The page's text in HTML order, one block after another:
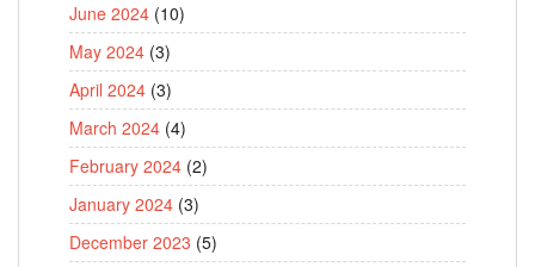
June 2024 (10)
May 2024 (3)
April 2024 (3)
March 2024 (4)
February 2024 (2)
January 2024 (3)
December 2023 (5)